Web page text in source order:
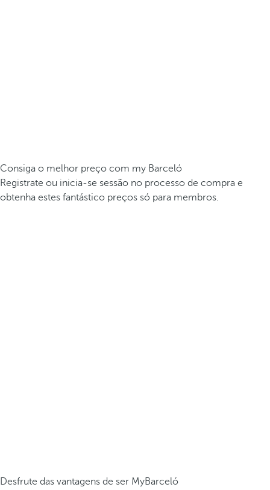
Consiga o melhor preço com my Barceló
Registrate ou inicia-se sessão no processo de compra e
obtenha estes fantástico preços só para membros.
Desfrute das vantagens de ser MyBarceló